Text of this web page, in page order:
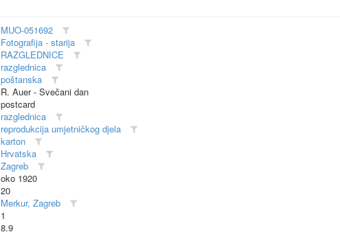
MUO-051692
Fotografija - starija
RAZGLEDNICE
razglednica
poštanska
R. Auer - Svečani dan
postcard
razglednica
reprodukcija umjetničkog djela
karton
Hrvatska
Zagreb
oko 1920
20
Merkur, Zagreb
1
8.9